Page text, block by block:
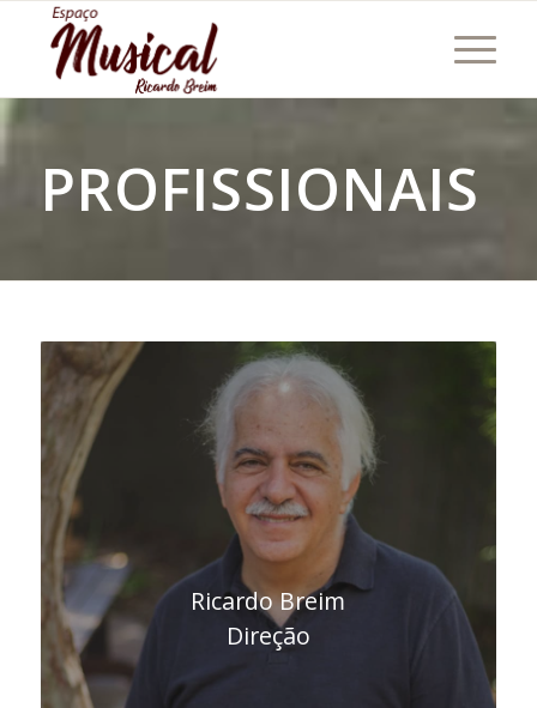
PROFISSIONAIS
Ricardo Breim
Direção